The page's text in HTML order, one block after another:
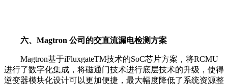
六、Magtron 公司的交直流漏电检测方案
Magtron基于iFluxgateTM技术的SoC芯片方案，将RCMU
进行了数字化集成，将磁通门技术进行底层技术的升级，使得
逆变器模块化设计可以更加便捷，最大幅度降低了系统资源整